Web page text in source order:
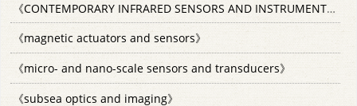
《CONTEMPORARY INFRARED SENSORS AND INSTRUMENTS》
《magnetic actuators and sensors》
《micro- and nano-scale sensors and transducers》
《subsea optics and imaging》